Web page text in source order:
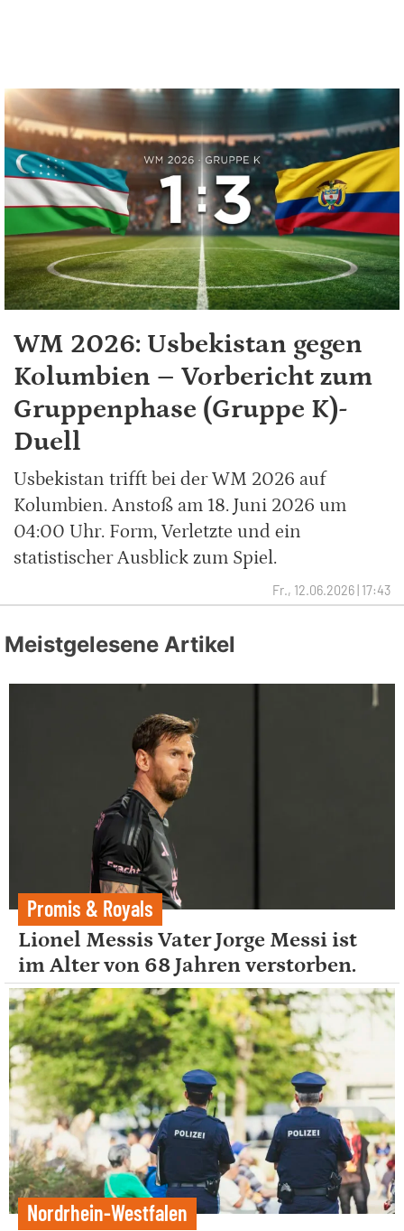
WM 2026: Usbekistan gegen
Kolumbien – Vorbericht zum
Gruppenphase (Gruppe K)-
Duell
Usbekistan trifft bei der WM 2026 auf
Kolumbien. Anstoß am 18. Juni 2026 um
04:00 Uhr. Form, Verletzte und ein
statistischer Ausblick zum Spiel.
Fr., 12.06.2026 | 17:43
Meistgelesene Artikel
Promis & Royals
Lionel Messis Vater Jorge Messi ist
im Alter von 68 Jahren verstorben.
Nordrhein-Westfalen